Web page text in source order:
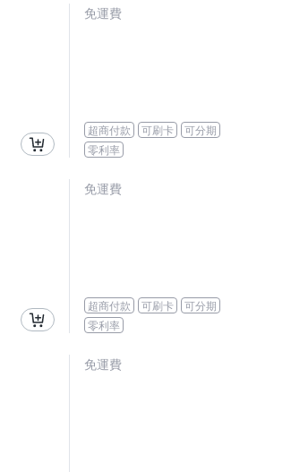
免運費
超商付款 可刷卡
可分期
零利率
免運費
超商付款 可刷卡
可分期
零利率
免運費